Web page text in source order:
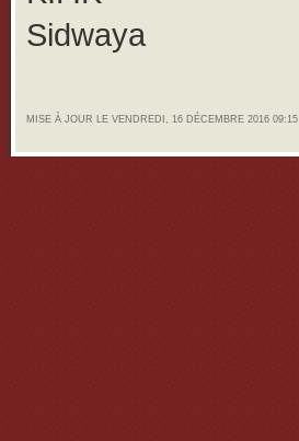
Sidwaya
MISE À JOUR LE VENDREDI, 16 DÉCEMBRE 2016 09:15